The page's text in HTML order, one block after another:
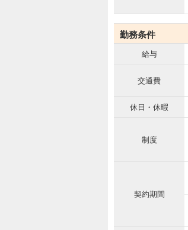
勤務条件
給与
交通費
休日・休暇
制度
契約期間